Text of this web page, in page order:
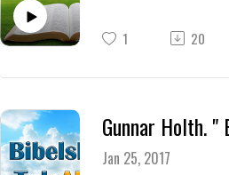
1 20
Jan 25, 2017